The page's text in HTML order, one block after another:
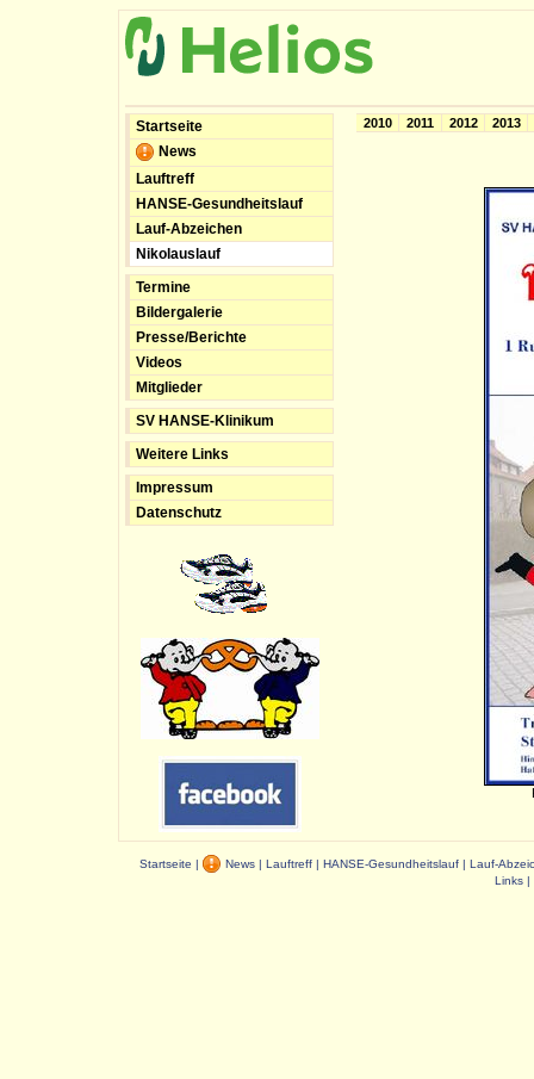
Startseite
News
Lauftreff
HANSE-Gesundheitslauf
Lauf-Abzeichen
Nikolauslauf
Termine
Bildergalerie
Presse/Berichte
Videos
Mitglieder
SV HANSE-Klinikum
Weitere Links
Impressum
Datenschutz
2013
2012
2011
2010
Startseite | News | Lauftreff | HANSE-Gesundheitslauf | Lauf-
Links |